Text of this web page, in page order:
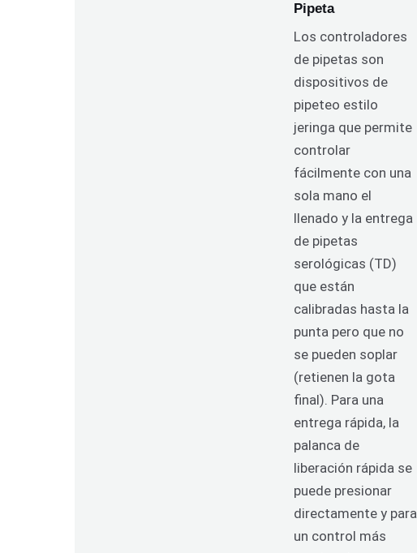
Pipeta
Los controladores
de pipetas son
dispositivos de
pipeteo estilo
jeringa que permite
controlar
fácilmente con una
sola mano el
llenado y la entrega
de pipetas
serológicas (TD)
que están
calibradas hasta la
punta pero que no
se pueden soplar
(retienen la gota
final). Para una
entrega rápida, la
palanca de
liberación rápida se
puede presionar
directamente y para
un control más